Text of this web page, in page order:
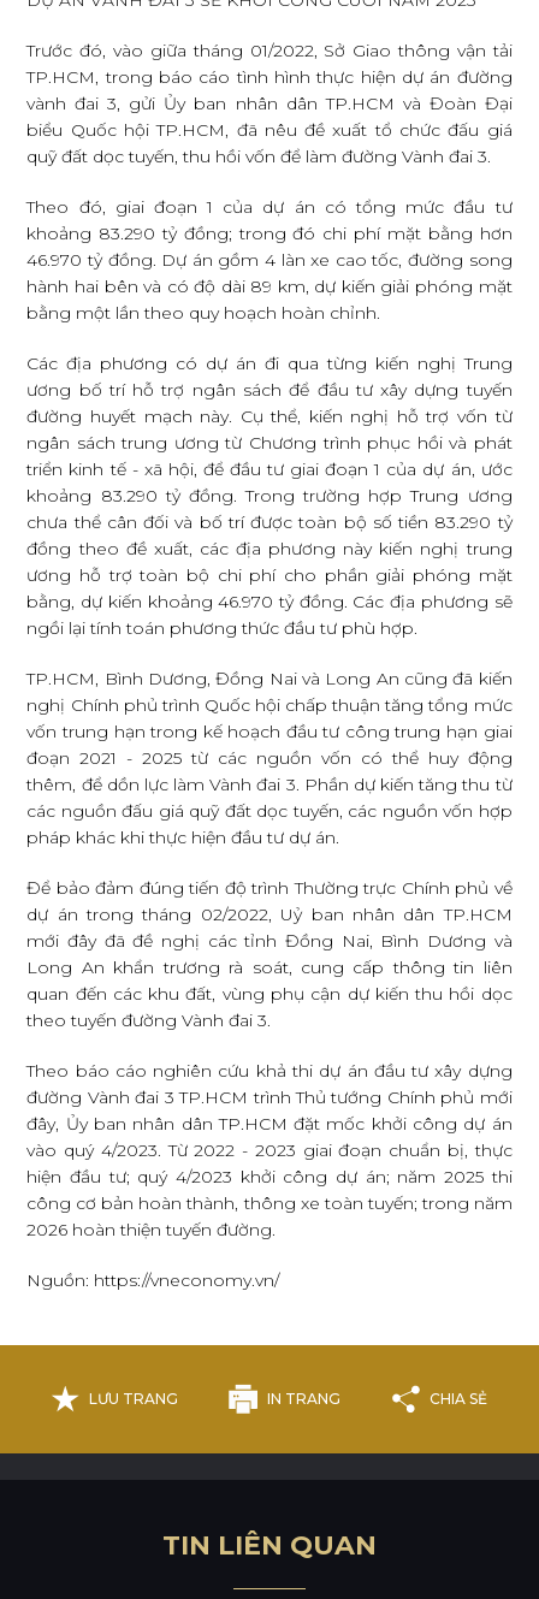
Trước đó, vào giữa tháng 01/2022, Sở Giao thông vận tải
TP.HCM, trong báo cáo tình hình thực hiện dự án đường
vành đai 3, gửi Ủy ban nhân dân TP.HCM và Đoàn Đại
biểu Quốc hội TP.HCM, đã nêu đề xuất tổ chức đấu giá
quỹ đất dọc tuyến, thu hồi vốn để làm đường Vành đai 3.
Theo đó, giai đoạn 1 của dự án có tổng mức đầu tư
khoảng 83.290 tỷ đồng; trong đó chi phí mặt bằng hơn
46.970 tỷ đồng. Dự án gồm 4 làn xe cao tốc, đường song
hành hai bên và có độ dài 89 km, dự kiến giải phóng mặt
bằng một lần theo quy hoạch hoàn chỉnh.
Các địa phương có dự án đi qua từng kiến nghị Trung
ương bố trí hỗ trợ ngân sách để đầu tư xây dựng tuyến
đường huyết mạch này. Cụ thể, kiến nghị hỗ trợ vốn từ
ngân sách trung ương từ Chương trình phục hồi và phát
triển kinh tế - xã hội, để đầu tư giai đoạn 1 của dự án, ước
khoảng 83.290 tỷ đồng. Trong trường hợp Trung ương
chưa thể cân đối và bố trí được toàn bộ số tiền 83.290 tỷ
đồng theo đề xuất, các địa phương này kiến nghị trung
ương hỗ trợ toàn bộ chi phí cho phần giải phóng mặt
bằng, dự kiến khoảng 46.970 tỷ đồng. Các địa phương sẽ
ngồi lại tính toán phương thức đầu tư phù hợp.
TP.HCM, Bình Dương, Đồng Nai và Long An cũng đã kiến
nghị Chính phủ trình Quốc hội chấp thuận tăng tổng mức
vốn trung hạn trong kế hoạch đầu tư công trung hạn giai
đoạn 2021 - 2025 từ các nguồn vốn có thể huy động
thêm, để dồn lực làm Vành đai 3. Phần dự kiến tăng thu từ
các nguồn đấu giá quỹ đất dọc tuyến, các nguồn vốn hợp
pháp khác khi thực hiện đầu tư dự án.
Để bảo đảm đúng tiến độ trình Thường trực Chính phủ về
dự án trong tháng 02/2022, Uỷ ban nhân dân TP.HCM
mới đây đã đề nghị các tỉnh Đồng Nai, Bình Dương và
Long An khẩn trương rà soát, cung cấp thông tin liên
quan đến các khu đất, vùng phụ cận dự kiến thu hồi dọc
theo tuyến đường Vành đai 3.
Theo báo cáo nghiên cứu khả thi dự án đầu tư xây dựng
đường Vành đai 3 TP.HCM trình Thủ tướng Chính phủ mới
đây, Ủy ban nhân dân TP.HCM đặt mốc khởi công dự án
vào quý 4/2023. Từ 2022 - 2023 giai đoạn chuẩn bị, thực
hiện đầu tư; quý 4/2023 khởi công dự án; năm 2025 thi
công cơ bản hoàn thành, thông xe toàn tuyến; trong năm
2026 hoàn thiện tuyến đường.
Nguồn: https://vneconomy.vn/
LƯU TRANG IN TRANG CHIA SẺ
TIN LIÊN QUAN